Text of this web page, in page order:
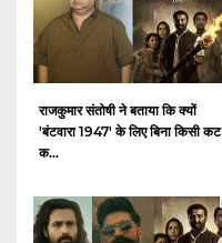
राजकुमार संतोषी ने बताया कि क्यों
'बंटवारा 1947' के लिए बिना किसी कट
क...